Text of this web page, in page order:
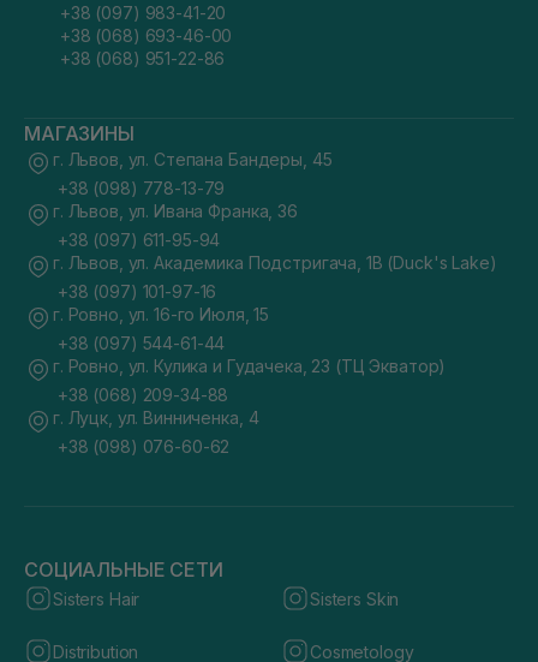
+38 (097) 983-41-20
+38 (068) 693-46-00
+38 (068) 951-22-86
МАГАЗИНЫ
г. Львов, ул. Степана Бандеры, 45
+38 (098) 778-13-79
г. Львов, ул. Ивана Франка, 36
+38 (097) 611-95-94
г. Львов, ул. Академика Подстригача, 1В (Duck's Lake)
+38 (097) 101-97-16
г. Ровно, ул. 16-го Июля, 15
+38 (097) 544-61-44
г. Ровно, ул. Кулика и Гудачека, 23 (ТЦ Экватор)
+38 (068) 209-34-88
г. Луцк, ул. Винниченка, 4
+38 (098) 076-60-62
СОЦИАЛЬНЫЕ СЕТИ
Sisters Hair Sisters Skin
Distribution Cosmetology